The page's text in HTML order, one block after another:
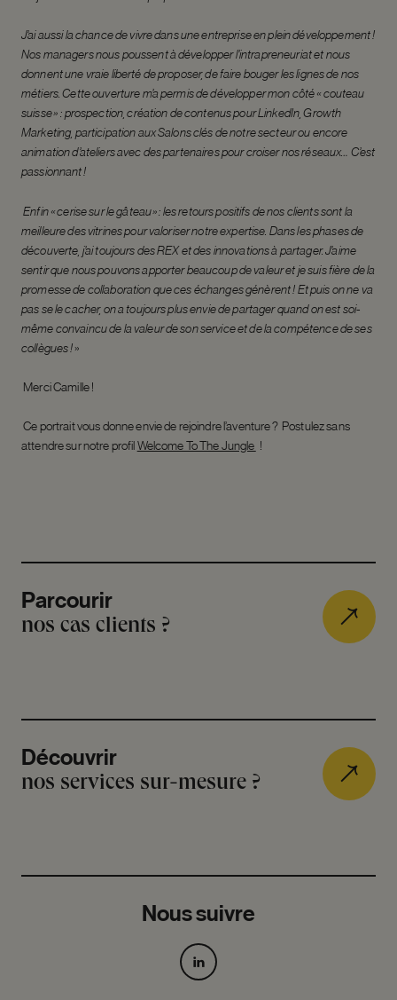
J’ai aussi la chance de vivre dans une entreprise en plein développement !
Nos managers nous poussent à développer l’intrapreneuriat et nous
donnent une vraie liberté de proposer, de faire bouger les lignes de nos
métiers. Cette ouverture m’a permis de développer mon côté « couteau
suisse » : prospection, création de contenus pour LinkedIn, Growth
Marketing, participation aux Salons clés de notre secteur ou encore
animation d’ateliers avec des partenaires pour croiser nos réseaux… C’est
passionnant !
Enfin « cerise sur le gâteau » : les retours positifs de nos clients sont la
meilleure des vitrines pour valoriser notre expertise. Dans les phases de
découverte, j’ai toujours des REX et des innovations à partager. J’aime
sentir que nous pouvons apporter beaucoup de valeur et je suis fière de la
promesse de collaboration que ces échanges génèrent ! Et puis on ne va
pas se le cacher, on a toujours plus envie de partager quand on est soi-
même convaincu de la valeur de son service et de la compétence de ses
collègues !»
Merci Camille !
Ce portrait vous donne envie de rejoindre l’aventure ? Postulez sans
attendre sur notre profilWelcome To The Jungle !
Parcourir
nos cas clients ?
Découvrir
nos services sur-mesure ?
Nous suivre